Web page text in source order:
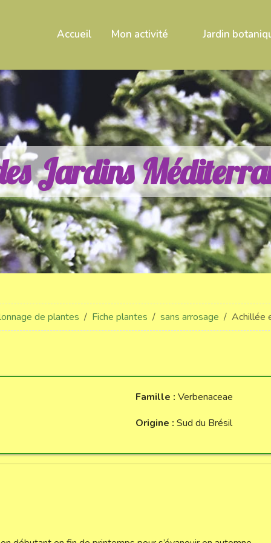
Accueil Mon activité Jardin
esJardinsMéditerra
de plantes Fiche plantes sans arrosage Achillée
Famille : Verbenaceae
Origine : Sud du Brésil